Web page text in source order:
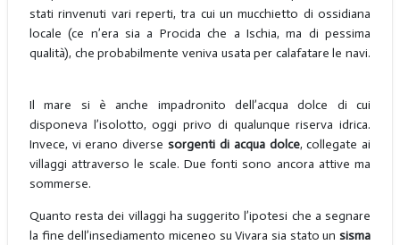
stati rinvenuti vari reperti, tra cui un mucchietto di ossidiana
locale (ce n’era sia a Procida che a Ischia, ma di pessima
qualità), che probabilmente veniva usata per calafatare le navi.
Il mare si è anche impadronito dell’acqua dolce di cui
disponeva l’isolotto, oggi privo di qualunque riserva idrica.
Invece, vi erano diversesorgenti di acqua dolce, collegate ai
villaggi attraverso le scale. Due fonti sono ancora attive ma
sommerse.
Quanto resta dei villaggi ha suggerito l’ipotesi che a segnare
la fine dell’insediamento miceneo su Vivara sia stato unsisma